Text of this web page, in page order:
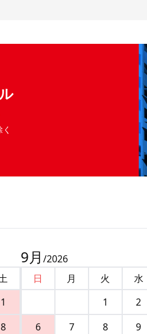
1
8
9月 /2026
日
月 火 水
1
2
6
7 8 9